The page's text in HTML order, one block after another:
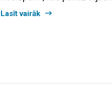
Lasīt vairāk